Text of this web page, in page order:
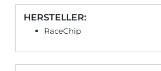
HERSTELLER:
RaceChip